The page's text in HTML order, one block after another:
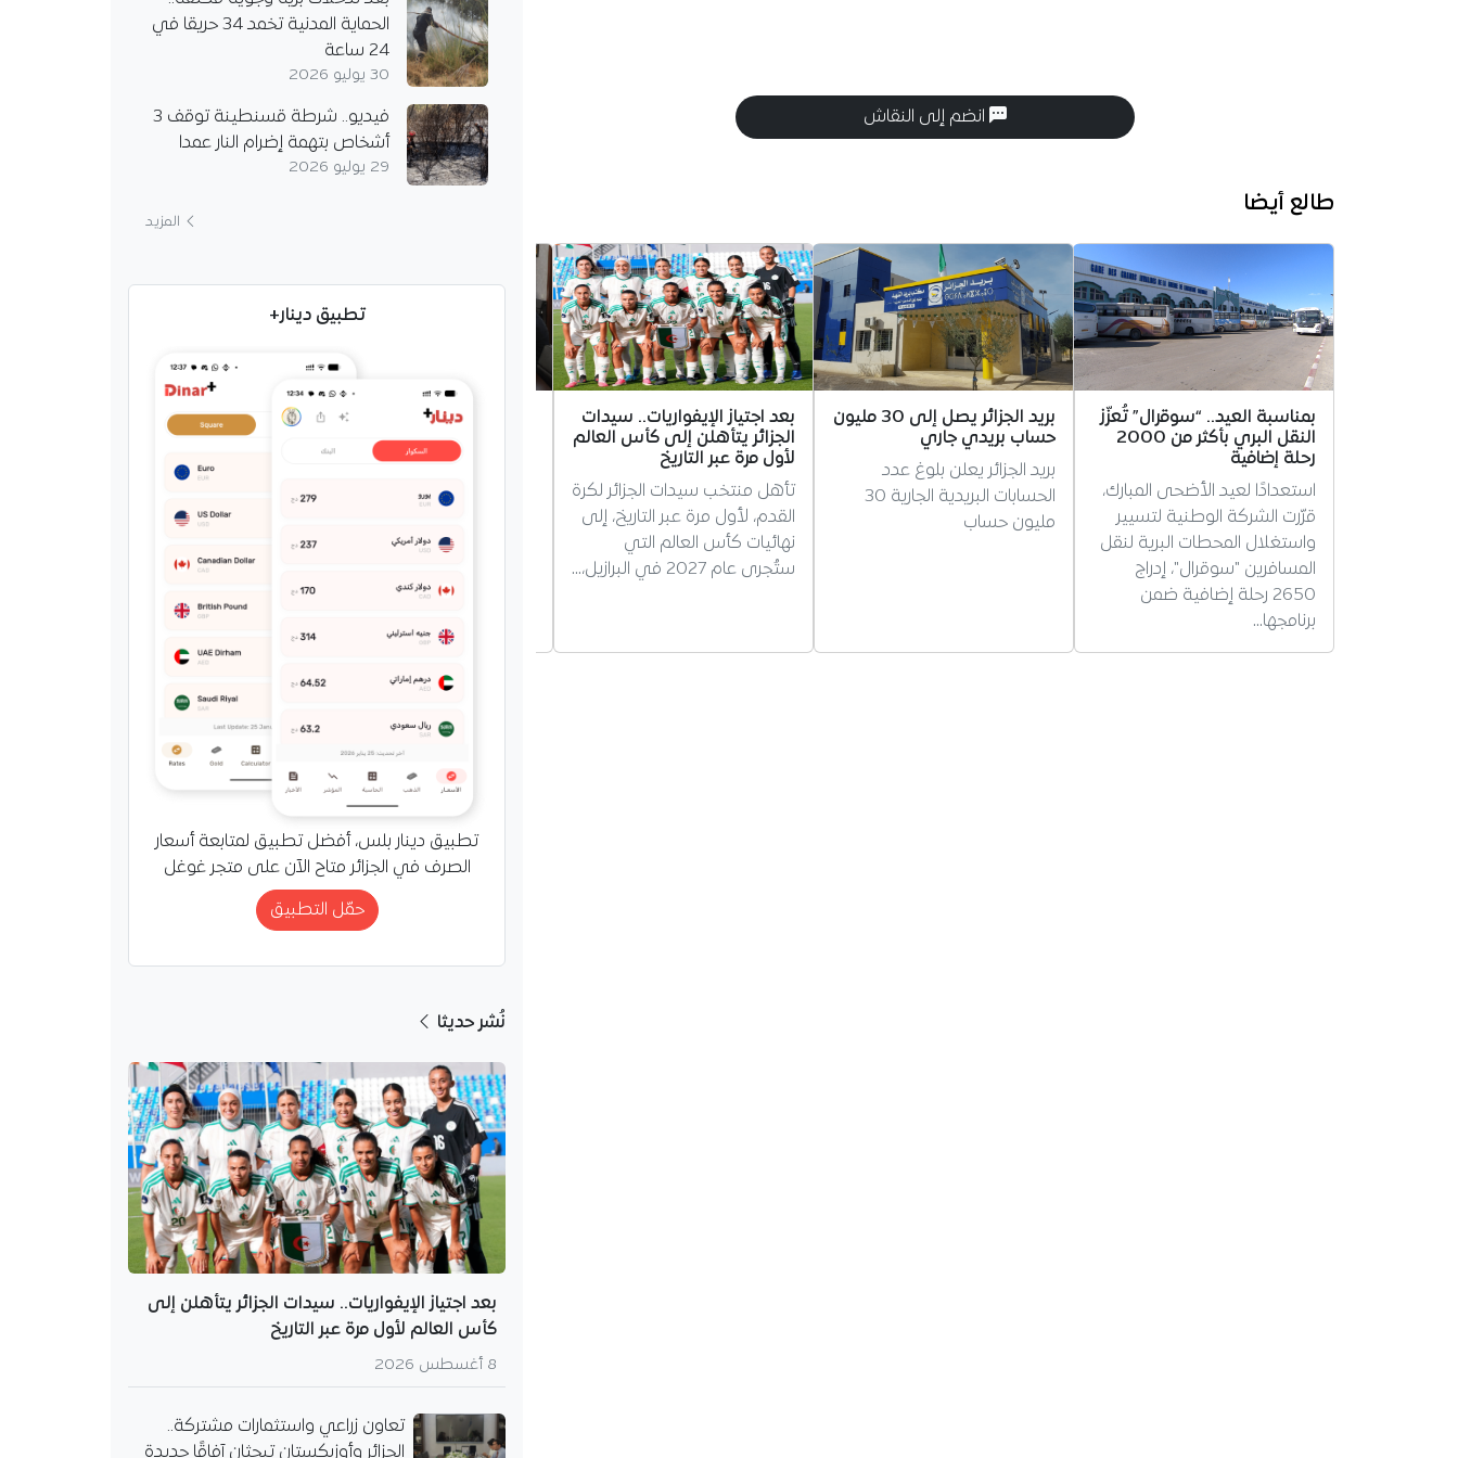
انضم إلى النقاش
طالع أيضا
بمناسبة العيد.. “سوقرال” تُعزّز
النقل البري بأكثر من 2000
رحلة إضافية
استعدادًا لعيد الأضحى المبارك،
قرّرت الشركة الوطنية لتسيير
واستغلال المحطات البرية لنقل
المسافرين "سوقرال"، إدراج
2650 رحلة إضافية ضمن
برنامجها…
بريد الجزائر يصل إلى 30 مليون
حساب بريدي جاري
بريد الجزائر يعلن بلوغ عدد
الحسابات البريدية الجارية 30
مليون حساب
بعد اجتياز الإيفواريات.. سيدات
الجزائر يتأهلن إلى كأس العالم
لأول مرة عبر التاريخ
تأهل منتخب سيدات الجزائر لكرة
القدم، لأول مرة عبر التاريخ، إلى
نهائيات كأس العالم التي
ستُجرى عام 2027 في البرازيل،…
تعاون زراعي واستثمارات
مشتركة.. الجزائر وأوزبكستان
تبحثان آفاقًا جديدة
بحثت سفيرة الجزائر لدى
الزراعة الأوزبكي توسيع التعاون
وتبادل الخبرات في…
الحماية المدنية تخمد 34 حريقا في
24 ساعة
30 يوليو 2026
فيديو.. شرطة قسنطينة توقف 3
أشخاص بتهمة إضرام النار عمدا
29 يوليو 2026
المزيد
تطبيق دينار+
تطبيق دينار بلس، أفضل تطبيق لمتابعة أسعار
الصرف في الجزائر متاح الآن على متجر غوغل
حمّل التطبيق
نُشر حديثا
بعد اجتياز الإيفواريات.. سيدات الجزائر يتأهلن إلى
كأس العالم لأول مرة عبر التاريخ
8 أغسطس 2026
تعاون زراعي واستثمارات مشتركة..
الجزائر وأوزبكستان تبحثان آفاقًا جديدة